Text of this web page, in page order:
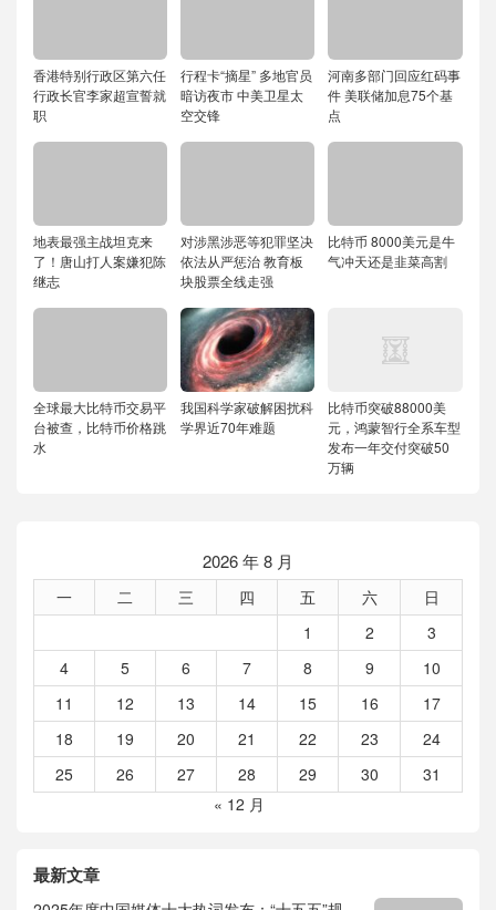
香港特别行政区第六任
行政长官李家超宣誓就
职
行程卡“摘星” 多地官员
暗访夜市 中美卫星太
空交锋
河南多部门回应红码事
件 美联储加息75个基
点
地表最强主战坦克来
了！唐山打人案嫌犯陈
继志
对涉黑涉恶等犯罪坚决
依法从严惩治 教育板
块股票全线走强
比特币 8000美元是牛
气冲天还是韭菜高割
全球最大比特币交易平
台被查，比特币价格跳
水
我国科学家破解困扰科
学界近70年难题
比特币突破88000美
元，鸿蒙智行全系车型
发布一年交付突破50
万辆
2026 年 8 月
一 二 三 四 五 六
日
1
2
3
4
5 6 7 8 9
10
11
12 13 14 15 16
17
18
19 20 21 22 23
24
25
26 27 28 29 30
31
« 12 月
最新文章